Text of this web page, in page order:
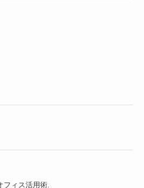
フィス活用術.